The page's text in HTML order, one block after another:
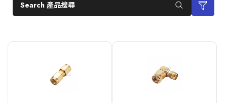
Search 產品搜尋